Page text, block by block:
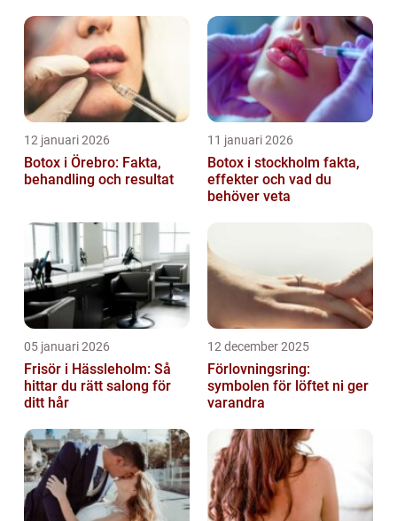
12 januari 2026
Botox i Örebro: Fakta,
behandling och resultat
11 januari 2026
Botox i stockholm fakta,
effekter och vad du
behöver veta
05 januari 2026
Frisör i Hässleholm: Så
hittar du rätt salong för
ditt hår
12 december 2025
Förlovningsring:
symbolen för löftet ni ger
varandra